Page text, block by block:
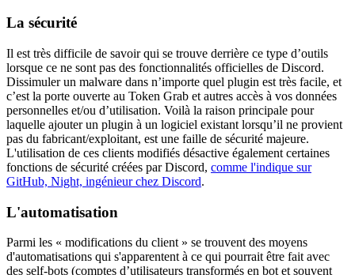
La sécurité
Il est très difficile de savoir qui se trouve derrière ce type d’outils
lorsque ce ne sont pas des fonctionnalités officielles de Discord.
Dissimuler un malware dans n’importe quel plugin est très facile, et
c’est la porte ouverte au Token Grab et autres accès à vos données
personnelles et/ou d’utilisation. Voilà la raison principale pour
laquelle ajouter un plugin à un logiciel existant lorsqu’il ne provient
pas du fabricant/exploitant, est une faille de sécurité majeure.
L'utilisation de ces clients modifiés désactive également certaines
fonctions de sécurité créées par Discord, comme l'indique sur
GitHub, Night, ingénieur chez Discord.
L'automatisation
Parmi les « modifications du client » se trouvent des moyens
d'automatisations qui s'apparentent à ce qui pourrait être fait avec
des self-bots (comptes d’utilisateurs transformés en bot et souvent